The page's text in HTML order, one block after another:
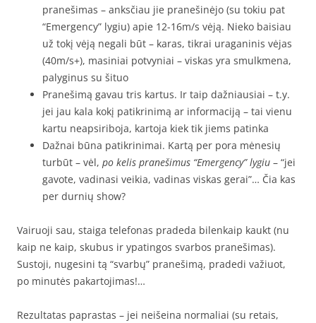
pranešimas – anksčiau jie pranešinėjo (su tokiu pat
“Emergency” lygiu) apie 12-16m/s vėją. Nieko baisiau
už tokį vėją negali būt – karas, tikrai uraganinis vėjas
(40m/s+), masiniai potvyniai – viskas yra smulkmena,
palyginus su šituo
Pranešimą gavau tris kartus. Ir taip dažniausiai – t.y.
jei jau kala kokį patikrinimą ar informaciją – tai vienu
kartu neapsiriboja, kartoja kiek tik jiems patinka
Dažnai būna patikrinimai. Kartą per pora mėnesių
turbūt – vėl, po kelis pranešimus “Emergency” lygiu – “jei
gavote, vadinasi veikia, vadinas viskas gerai”… Čia kas
per durnių show?
Vairuoji sau, staiga telefonas pradeda bilenkaip kaukt (nu
kaip ne kaip, skubus ir ypatingos svarbos pranešimas).
Sustoji, nugesini tą “svarbų” pranešimą, pradedi važiuot,
po minutės pakartojimas!…
Rezultatas paprastas – jei neišeina normaliai (su retais,